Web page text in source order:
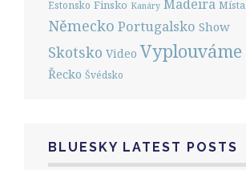
Estonsko Finsko Kanáry Madeira Místa
Německo Portugalsko Show
Skotsko Video Vyplouváme
Řecko Švédsko
BLUESKY LATEST POSTS